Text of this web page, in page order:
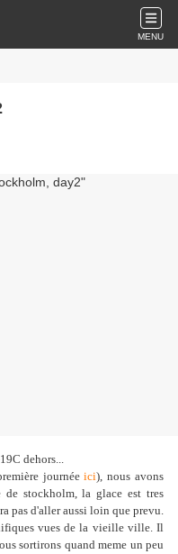
MENU
dehors...
journéeici), nous avons
stockholm, la glace est tres
pas d'aller aussi loin que prevu.
vues de la vieille ville. Il
sortirons quand meme un peu